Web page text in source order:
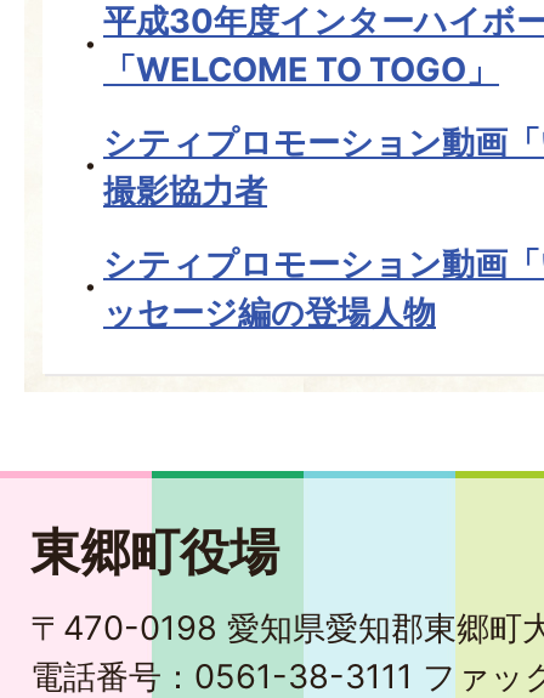
平成30年度インターハイボ
「WELCOME TO TOGO」
シティプロモーション動画
撮影協力者
シティプロモーション動画
ッセージ編の登場人物
東郷町役場
〒470-0198 愛知県愛知郡東郷町
電話番号：0561-38-3111 ファ